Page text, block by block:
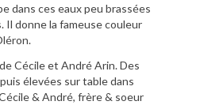
dans ces eaux peu brassées
Il donne la fameuse couleur
Cécile et André Arin. Des
élevées sur table dans
& André, frère & soeur